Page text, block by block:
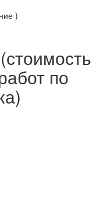
)
по